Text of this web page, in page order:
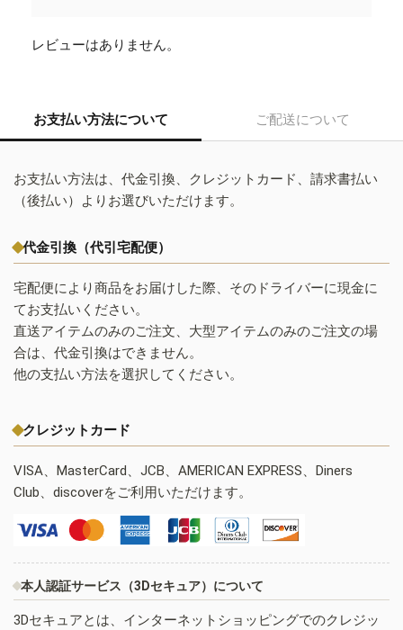
レビューはありません。
お支払い方法について ご配送について
お支払い方法は、代金引換、クレジットカード、請求書払い
（後払い）よりお選びいただけます。
代金引換（代引宅配便）
宅配便により商品をお届けした際、そのドライバーに現金に
てお支払いください。
直送アイテムのみのご注文、大型アイテムのみのご注文の場
合は、代金引換はできません。
他の支払い方法を選択してください。
クレジットカード
VISA、MasterCard、JCB、AMERICAN EXPRESS、Diners
Club、discoverをご利用いただけます。
本人認証サービス（3Dセキュア）について
3Dセキュアとは、インターネットショッピングでのクレジッ